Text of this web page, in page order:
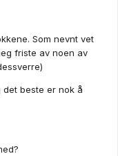
Som nevnt vet
friste av noen av
beste er nok å